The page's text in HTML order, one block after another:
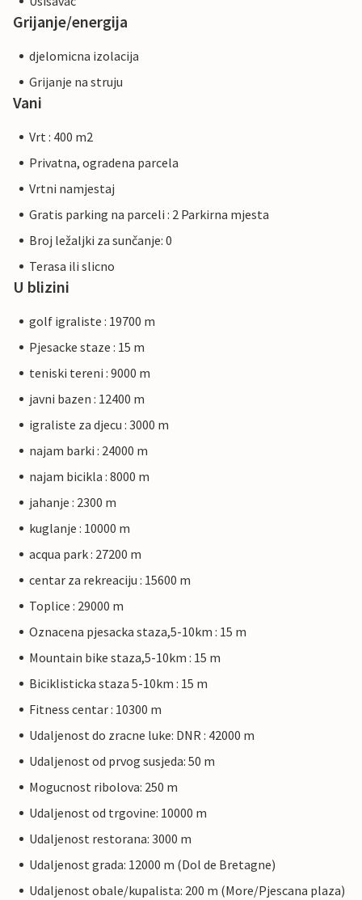
Grijanje/energija
djelomicna izolacija
Grijanje na struju
Vani
Vrt : 400 m2
Privatna, ogradena parcela
Vrtni namjestaj
Gratis parking na parceli : 2 Parkirna mjesta
Broj ležaljki za sunčanje: 0
Terasa ili slicno
U blizini
golf igraliste : 19700 m
Pjesacke staze : 15 m
teniski tereni : 9000 m
javni bazen : 12400 m
igraliste za djecu : 3000 m
najam barki : 24000 m
najam bicikla : 8000 m
jahanje : 2300 m
kuglanje : 10000 m
acqua park : 27200 m
centar za rekreaciju : 15600 m
Toplice : 29000 m
Oznacena pjesacka staza,5-10km : 15 m
Mountain bike staza,5-10km : 15 m
Biciklisticka staza 5-10km : 15 m
Fitness centar : 10300 m
Udaljenost do zracne luke: DNR : 42000 m
Udaljenost od prvog susjeda: 50 m
Mogucnost ribolova: 250 m
Udaljenost od trgovine: 10000 m
Udaljenost restorana: 3000 m
Udaljenost grada: 12000 m (Dol de Bretagne)
Udaljenost obale/kupalista: 200 m (More/Pjescana plaza)